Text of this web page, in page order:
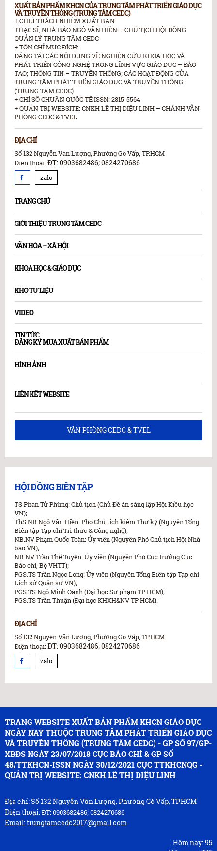
XUẤT BẢN PHẨM KHCN CỦA TRUNG TÂM PHÁT TRIỂN GIÁO DỤC
VÀ TRUYỀN THÔNG (TRUNG TÂM CEDC)
+ CHỊU TRÁCH NHIỆM XUẤT BẢN:
THẠC SĨ, NHÀ BÁO NGÔ VĂN HIỀN – CHỦ TỊCH HỘI ĐỒNG
QUẢN LÝ TRUNG TÂM CEDC
+ TÔN CHỈ MỤC ĐÍCH:
ĐĂNG TẢI CÁC NỘI DUNG VỀ NGHIÊN CỨU KHOA HỌC VÀ
PHÁT TRIỂN CÔNG NGHỆ TRONG LĨNH VỰC GIÁO DỤC – ĐÀO
TAO; THÔNG TIN – TRUYỀN THÔNG; CÁC HOẠT ĐỘNG CỦA
TRUNG TÂM PHÁT TRIỂN GIÁO DỤC VÀ TRUYỀN THÔNG
(TRUNG TÂM CEDC)
+ CHỈ SỐ CHUẨN QUỐC TẾ ISSN: 2815-5564
+ QUẢN TRỊ WEBSITE: CNKH LÊ THỊ DIỆU LINH – CHÁNH VĂN
PHÒNG CEDC & TVEL
ĐỊA CHỈ
Số 132 Nguyễn Văn Lượng, Phường Gò Vấp, TP.HCM
Điện thoại:ĐT: 0903682486; 0824270686
zalo
TRANG CHỦ
GIỚI THIỆU TRUNG TÂM CEDC
VĂN HÓA – XÃ HỘI
KHOA HỌC & GIÁO DỤC
KHO TƯ LIỆU
VIDEO
TIN TỨC
ĐĂNG KÝ MUA XUẤT BẢN PHẨM
HÌNH ẢNH
LIÊN KẾT WEBSITE
VĂN PHÒNG CEDC & TVEL
HỘI ĐỒNG BIÊN TẬP
TS Phan Tử Phùng: Chủ tịch (Chủ Đề án sáng lập Hội Kiều học
VN);
ThS.NB Ngô Văn Hiền: Phó Chủ tịch kiêm Thư ký (Nguyên Tổng
Biên tập Tạp chí Tri thức & Công nghệ);
NB.NV Phạm Quốc Toàn: Ủy viên (Nguyên Phó Chủ tịch Hội Nhà
báo VN);
NB.NV Trần Thế Tuyển: Ủy viên (Nguyên Phó Cục trưởng Cục
Báo chí, Bộ VHTT);
PGS.TS Trần Ngọc Long: Ủy viên (Nguyên Tổng Biên tập Tạp chí
Lịch sử Quân sự VN);
PGS.TS Ngô Minh Oanh (Đại học Sư phạm TP HCM);
PGS.TS Trần Thuận (Đại học KHXH&NV TP HCM).
ĐỊA CHỈ
Số 132 Nguyễn Văn Lượng, Phường Gò Vấp, TP.HCM
Điện thoại:ĐT: 0903682486; 0824270686
zalo
TRANG WEBSITE XUẤT BẢN PHẨM KHCN GIÁO DỤC
NGÀY NAY THUỘC TRUNG TÂM PHÁT TRIỂN GIÁO DỤC
VÀ TRUYỀN THÔNG (TRUNG TÂM CEDC) - GP SỐ 97/GP-
XBĐS NGÀY 23/07/2018 CỤC BÁO CHÍ & GP SỐ
48/TTKHCN-ISSN NGÀY 30/12/2021 CỤC TTKHCNQG -
QUẢN TRỊ WEBSITE: CNKH LÊ THỊ DIỆU LINH
Địa chỉ: Số 132 Nguyễn Văn Lượng, Phường Gò Vấp, TP.HCM
Điện thoại:ĐT: 0903682486; 0824270686
Email: trungtamcedc2017@gmail.com
Hôm nay:95